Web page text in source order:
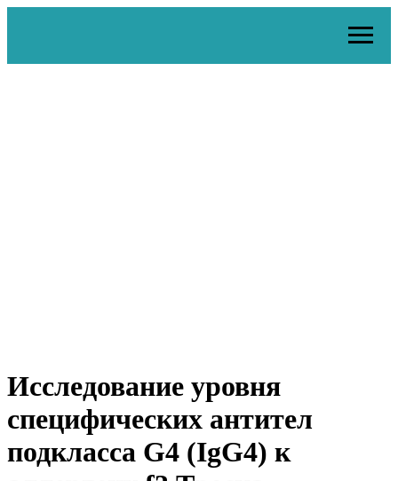
Исследование уровня
специфических антител
подкласса G4 (IgG4) к